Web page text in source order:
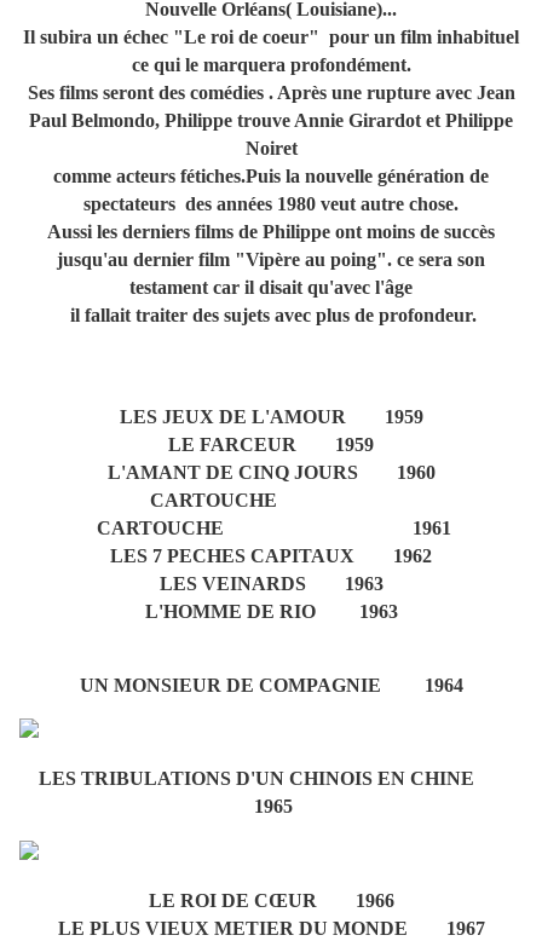
Nouvelle Orléans( Louisiane)...
Il subira un échec "Le roi de coeur" pour un film inhabituel
ce qui le marquera profondément.
Ses films seront des comédies . Après une rupture avec Jean
Paul Belmondo, Philippe trouve Annie Girardot et Philippe
Noiret
comme acteurs fétiches.Puis la nouvelle génération de
spectateurs des années 1980 veut autre chose.
Aussi les derniers films de Philippe ont moins de succès
jusqu'au dernier film "Vipère au poing". ce sera son
testament car il disait qu'avec l'âge
il fallait traiter des sujets avec plus de profondeur.
LES JEUX DE L'AMOUR 1959
LE FARCEUR 1959
L'AMANT DE CINQ JOURS 1960
CARTOUCHE
CARTOUCHE 1961
LES 7 PECHES CAPITAUX 1962
LES VEINARDS 1963
L'HOMME DE RIO 1963
UN MONSIEUR DE COMPAGNIE 1964
LES TRIBULATIONS D'UN CHINOIS EN CHINE
1965
LE ROI DE CŒUR 1966
LE PLUS VIEUX METIER DU MONDE 1967